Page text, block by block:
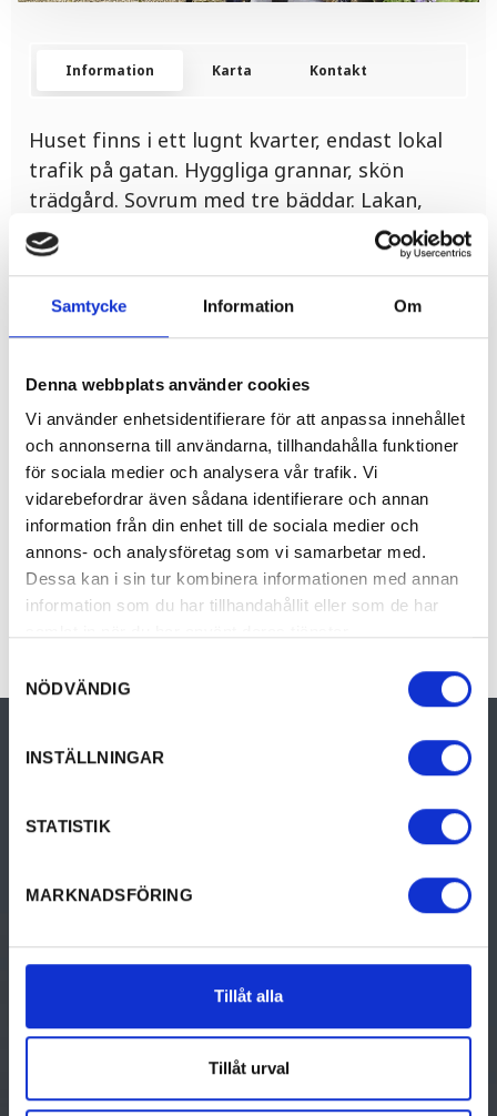
Samtycke Information Om
Denna webbplats använder cookies
Vi använder enhetsidentifierare för att anpassa innehållet
och annonserna till användarna, tillhandahålla funktioner
för sociala medier och analysera vår trafik. Vi
vidarebefordrar även sådana identifierare och annan
information från din enhet till de sociala medier och
annons- och analysföretag som vi samarbetar med.
Dessa kan i sin tur kombinera informationen med annan
information som du har tillhandahållit eller som de har
NÖDVÄNDIG
INSTÄLLNINGAR
STATISTIK
MARKNADSFÖRING
Tillåt alla
Tillåt urval
Information Karta Kontakt
Huset finns i ett lugnt kvarter, endast lokal
trafik på gatan. Hyggliga grannar, skön
trädgård. Sovrum med tre bäddar. Lakan,
handdukar och städning ingår, liksom frukost
i vårt kök. Rökfritt! Toalett finns i dörren
(Vid behov kan en fjärde bädd ordnas i
Incheckning tidigast 15.00, utcheckning 12.00,
om Ni önskar annan incheckningstid var
vänlig ring oss. Plats för bil finns på gården.
tel +46 (0)586-61 000
Kultur & historia Camping